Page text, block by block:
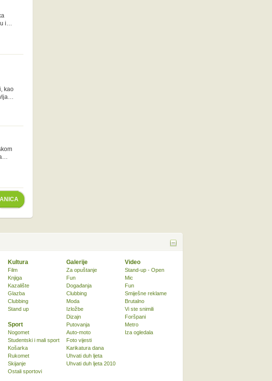
i…
kao
Kultura
Film
Knjiga
Kazalište
Glazba
Clubbing
Stand up
Sport
Nogomet
Studentski i mali sport
Košarka
Rukomet
Skijanje
Ostali sportovi
Galerije
Za opuštanje
Fun
Događanja
Clubbing
Moda
Izložbe
Dizajn
Putovanja
Auto-moto
Foto vijesti
Karikatura dana
Uhvati duh ljeta
Uhvati duh ljeta 2010
Video
Stand-up - Open
Mic
Fun
Smiješne reklame
Brutalno
Vi ste snimili
Foršpani
Metro
Iza ogledala